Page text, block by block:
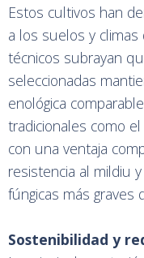
Estos cultivos han
a los suelos y climas
técnicos subrayan
seleccionadas
enológica
tradicionales como
con una ventaja
resistencia al mildiu
fúngicas más graves
Sostenibilidad y